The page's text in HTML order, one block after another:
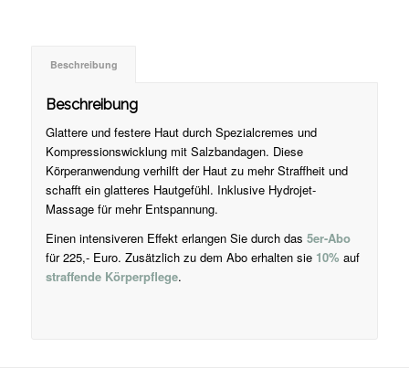
Beschreibung
Beschreibung
Glattere und festere Haut durch Spezialcremes und
Kompressionswicklung mit Salzbandagen. Diese
Körperanwendung verhilft der Haut zu mehr Straffheit und
schafft ein glatteres Hautgefühl. Inklusive Hydrojet-
Massage für mehr Entspannung.
Einen intensiveren Effekt erlangen Sie durch das 5er-Abo
für 225,- Euro. Zusätzlich zu dem Abo erhalten sie 10% auf
straffende Körperpflege.